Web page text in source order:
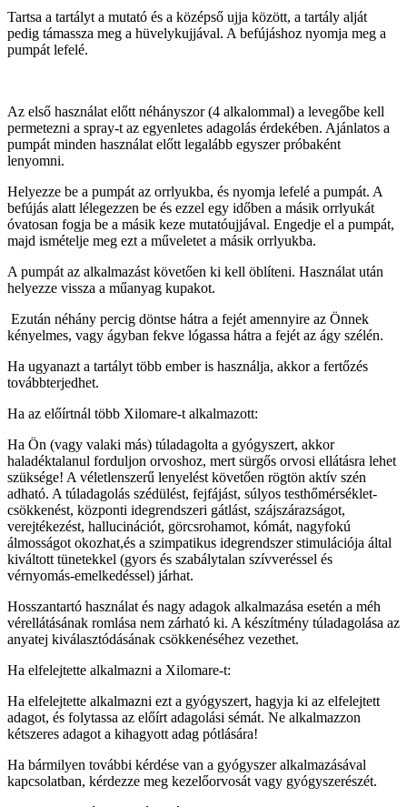
Tartsa a tartályt a mutató és a középső ujja között, a tartály alját
pedig támassza meg a hüvelykujjával. A befújáshoz nyomja meg a
pumpát lefelé.
Az első használat előtt néhányszor (4 alkalommal) a levegőbe kell
permetezni a spray-t az egyenletes adagolás érdekében. Ajánlatos a
pumpát minden használat előtt legalább egyszer próbaként
lenyomni.
Helyezze be a pumpát az orrlyukba, és nyomja lefelé a pumpát. A
befújás alatt lélegezzen be és ezzel egy időben a másik orrlyukát
óvatosan fogja be a másik keze mutatóujjával. Engedje el a pumpát,
majd ismételje meg ezt a műveletet a másik orrlyukba.
A pumpát az alkalmazást követően ki kell öblíteni. Használat után
helyezze vissza a műanyag kupakot.
Ezután néhány percig döntse hátra a fejét amennyire az Önnek
kényelmes, vagy ágyban fekve lógassa hátra a fejét az ágy szélén.
Ha ugyanazt a tartályt több ember is használja, akkor a fertőzés
továbbterjedhet.
Ha az előírtnál több Xilomare-t alkalmazott:
Ha Ön (vagy valaki más) túladagolta a gyógyszert, akkor
haladéktalanul forduljon orvoshoz, mert sürgős orvosi ellátásra lehet
szüksége! A véletlenszerű lenyelést követően rögtön aktív szén
adható. A túladagolás szédülést, fejfájást, súlyos testhőmérséklet-
csökkenést, központi idegrendszeri gátlást, szájszárazságot,
verejtékezést, hallucinációt, görcsrohamot, kómát, nagyfokú
álmosságot okozhat,és a szimpatikus idegrendszer stimulációja által
kiváltott tünetekkel (gyors és szabálytalan szívveréssel és
vérnyomás-emelkedéssel) járhat.
Hosszantartó használat és nagy adagok alkalmazása esetén a méh
vérellátásának romlása nem zárható ki. A készítmény túladagolása az
anyatej kiválasztódásának csökkenéséhez vezethet.
Ha elfelejtette alkalmazni a Xilomare-t:
Ha elfelejtette alkalmazni ezt a gyógyszert, hagyja ki az elfelejtett
adagot, és folytassa az előírt adagolási sémát. Ne alkalmazzon
kétszeres adagot a kihagyott adag pótlására!
Ha bármilyen további kérdése van a gyógyszer alkalmazásával
kapcsolatban, kérdezze meg kezelőorvosát vagy gyógyszerészét.